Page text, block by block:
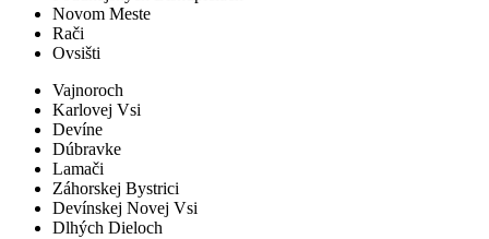
Novom Meste
Rači
Ovsišti
Vajnoroch
Karlovej Vsi
Devíne
Dúbravke
Lamači
Záhorskej Bystrici
Devínskej Novej Vsi
Dlhých Dieloch